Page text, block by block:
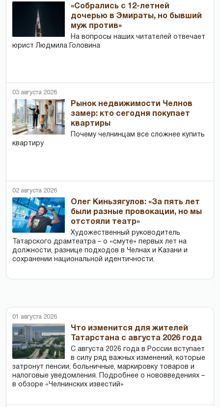
«Собрались с 12-летней
дочерью в Эмираты, но бывший
муж против»
На вопросы наших читателей отвечает
юрист Людмила Головина
03 августа 2026
Рынок недвижимости Челнов
замер: кто сегодня покупает
квартиры
Почему челнинцам все сложнее купить
квартиру
02 августа 2026
Олег Киньзягулов: «За пять лет
были разные провокации, но мы
отстояли театр»
Художественный руководитель
Татарского драмтеатра – о «смуте» первых лет на
должности, разнице подходов в Челнах и Казани и
сохранении национальной идентичности.
01 августа 2026
Что изменится для жителей
Татарстана с августа 2026 года
С августа 2026 года в России вступает
в силу ряд важных изменений, которые
затронут пенсии, больничные, маркировку товаров и
налоговые уведомления. Подробнее о нововведениях –
в обзоре «Челнинских известий»